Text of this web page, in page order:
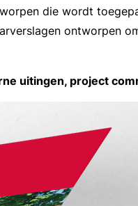
die wordt
ontworpen
uitingen, project